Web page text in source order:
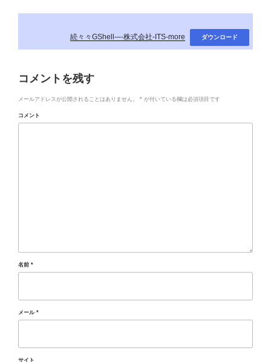
続々々GShell-–-株式会社-ITS-more ダウンロード
コメントを残す
メールアドレスが公開されることはありません。 * が付いている欄は必須項目です
コメント
名前 *
メール *
サイト